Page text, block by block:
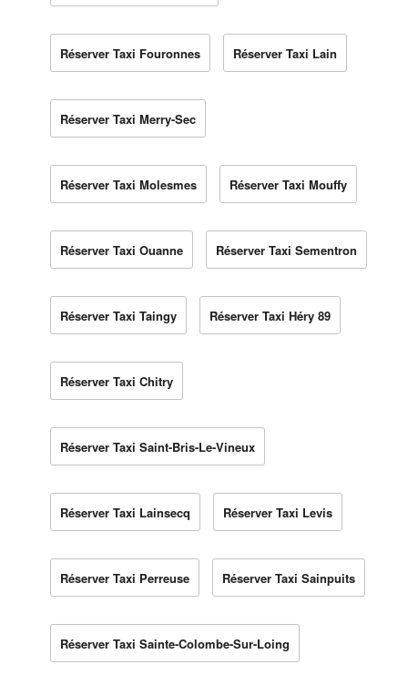
Réserver Taxi Fouronnes Réserver Taxi Lain
Réserver Taxi Merry-Sec
Réserver Taxi Molesmes Réserver Taxi Mouffy
Réserver Taxi Ouanne Réserver Taxi Sementron
Réserver Taxi Taingy Réserver Taxi Héry 89
Réserver Taxi Chitry
Réserver Taxi Saint-Bris-Le-Vineux
Réserver Taxi Lainsecq Réserver Taxi Levis
Réserver Taxi Perreuse Réserver Taxi Sainpuits
Réserver Taxi Sainte-Colombe-Sur-Loing